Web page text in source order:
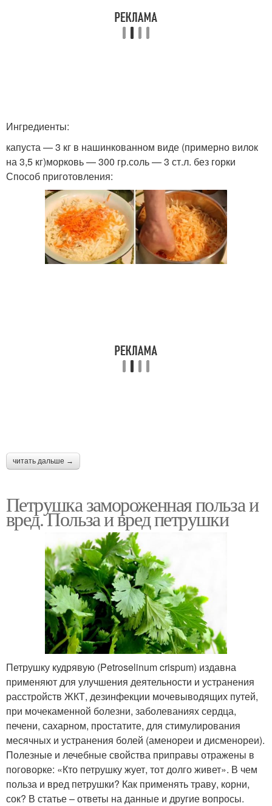
Ингредиенты:
капуста — 3 кг в нашинкованном виде (примерно вилок
на 3,5 кг)морковь — 300 гр.соль — 3 ст.л. без горки
Способ приготовления:
читать дальше →
Петрушка замороженная польза и
вред. Польза и вред петрушки
Петрушку кудрявую (Petroselinum crispum) издавна
применяют для улучшения деятельности и устранения
расстройств ЖКТ, дезинфекции мочевыводящих путей,
при мочекаменной болезни, заболеваниях сердца,
печени, сахарном, простатите, для стимулирования
месячных и устранения болей (аменореи и дисменореи).
Полезные и лечебные свойства приправы отражены в
поговорке: «Кто петрушку жует, тот долго живет». В чем
польза и вред петрушки? Как применять траву, корни,
сок? В статье – ответы на данные и другие вопросы.